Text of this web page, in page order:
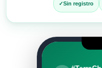
Sin registro